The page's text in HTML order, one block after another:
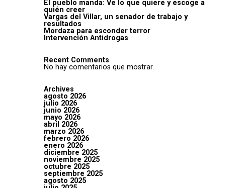
El pueblo manda: Ve lo que quiere y escoge a
quién creer
Vargas del Villar, un senador de trabajo y
resultados
Mordaza para esconder terror
Intervención Antidrogas
Recent Comments
No hay comentarios que mostrar.
Archives
agosto 2026
julio 2026
junio 2026
mayo 2026
abril 2026
marzo 2026
febrero 2026
enero 2026
diciembre 2025
noviembre 2025
octubre 2025
septiembre 2025
agosto 2025